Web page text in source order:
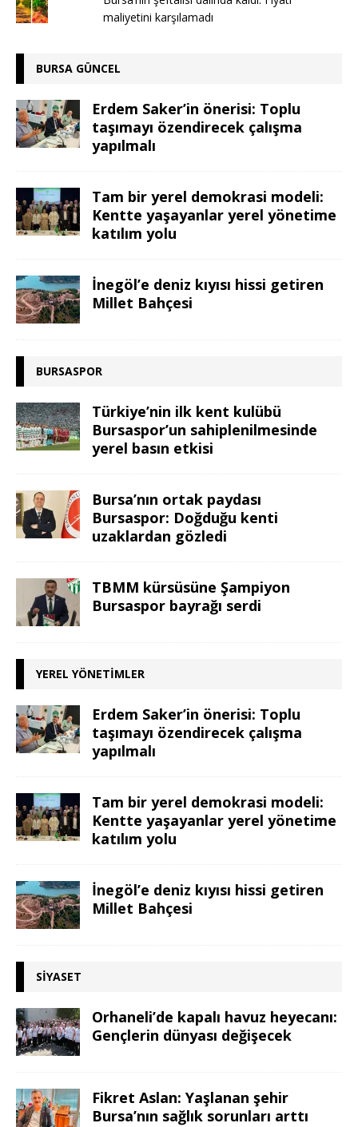
maliyetini karşılamadı
BURSA GÜNCEL
Erdem Saker’in önerisi: Toplu
taşımayı özendirecek çalışma
yapılmalı
Tam bir yerel demokrasi modeli:
Kentte yaşayanlar yerel yönetime
katılım yolu
İnegöl’e deniz kıyısı hissi getiren
Millet Bahçesi
BURSASPOR
Türkiye’nin ilk kent kulübü
Bursaspor’un sahiplenilmesinde
yerel basın etkisi
Bursa’nın ortak paydası
Bursaspor: Doğduğu kenti
uzaklardan gözledi
TBMM kürsüsüne Şampiyon
Bursaspor bayrağı serdi
YEREL YÖNETIMLER
Erdem Saker’in önerisi: Toplu
taşımayı özendirecek çalışma
yapılmalı
Tam bir yerel demokrasi modeli:
Kentte yaşayanlar yerel yönetime
katılım yolu
İnegöl’e deniz kıyısı hissi getiren
Millet Bahçesi
SIYASET
Orhaneli’de kapalı havuz heyecanı:
Gençlerin dünyası değişecek
Fikret Aslan: Yaşlanan şehir
Bursa’nın sağlık sorunları arttı